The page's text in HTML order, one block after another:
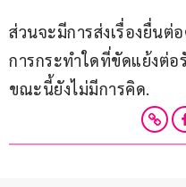
ส่วนจะมีการส่งเรื่องยื่น
การกระทำใดที่ขัดแย้งต่อ
ขณะนี้ยังไม่มีการคิด.